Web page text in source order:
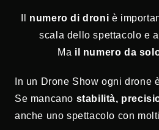
numero di droni è
scala dello spettacolo e
Ma il numero da
In un Drone Show ogni drone
Se mancano stabilità,
anche uno spettacolo con